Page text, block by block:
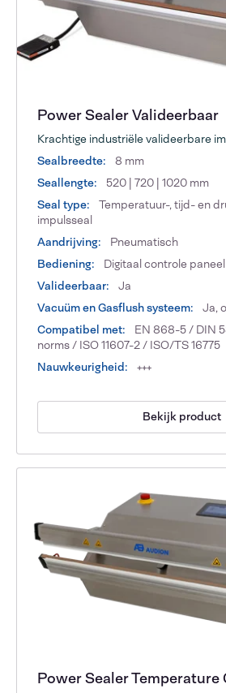
Power Sealer Valideerbaar
Krachtige industriële valideerbare
Sealbreedte:
8 mm
Seallengte:
520 | 720 | 1020 mm
Seal type:
Temperatuur-, tijd- en
impulsseal
Aandrijving:
Pneumatisch
Bediening:
Digitaal controle
Valideerbaar:
Ja
Vacuüm en Gasflush systeem:
Ja,
Compatibel met:
EN 868-5 / DIN
norms / ISO 11607-2 / ISO/TS 16775
Nauwkeurigheid:
+++
Bekijk product
Power Sealer